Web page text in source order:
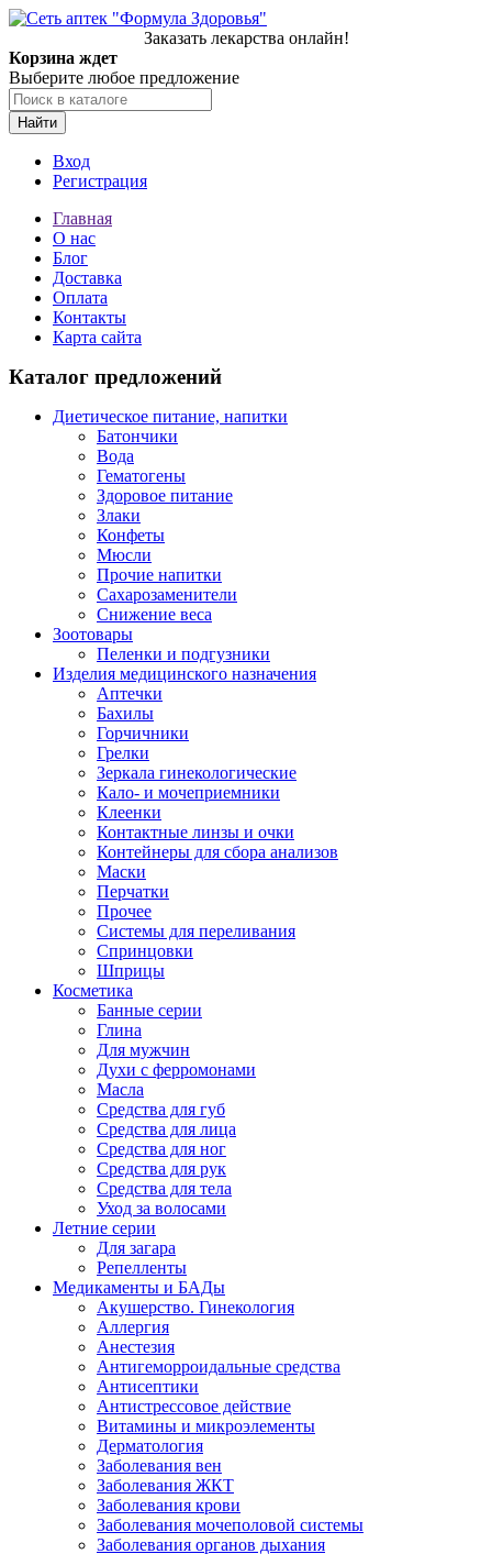
Заказать лекарства онлайн!
Корзина ждет
Выберите любое предложение
Найти
Вход
Регистрация
Главная
О нас
Блог
Доставка
Оплата
Контакты
Карта сайта
Каталог предложений
Диетическое питание, напитки
Батончики
Вода
Гематогены
Здоровое питание
Злаки
Конфеты
Мюсли
Прочие напитки
Сахарозаменители
Снижение веса
Зоотовары
Пеленки и подгузники
Изделия медицинского назначения
Аптечки
Бахилы
Горчичники
Грелки
Зеркала гинекологические
Кало- и мочеприемники
Клеенки
Контактные линзы и очки
Контейнеры для сбора анализов
Маски
Перчатки
Прочее
Системы для переливания
Спринцовки
Шприцы
Косметика
Банные серии
Глина
Для мужчин
Духи с ферромонами
Масла
Средства для губ
Средства для лица
Средства для ног
Средства для рук
Средства для тела
Уход за волосами
Летние серии
Для загара
Репелленты
Медикаменты и БАДы
Акушерство. Гинекология
Аллергия
Анестезия
Антигеморроидальные средства
Антисептики
Антистрессовое действие
Витамины и микроэлементы
Дерматология
Заболевания вен
Заболевания ЖКТ
Заболевания крови
Заболевания мочеполовой системы
Заболевания органов дыхания